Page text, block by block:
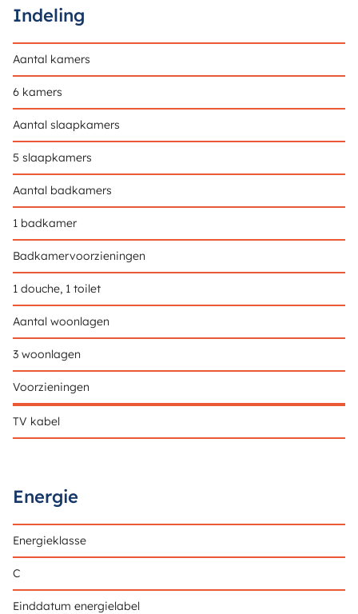
Indeling
Aantal kamers
6 kamers
Aantal slaapkamers
5 slaapkamers
Aantal badkamers
1 badkamer
Badkamervoorzieningen
1 douche, 1 toilet
Aantal woonlagen
3 woonlagen
Voorzieningen
TV kabel
Energie
Energieklasse
C
Einddatum energielabel